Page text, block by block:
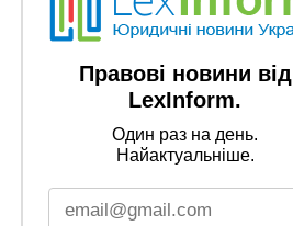
Правові новини від
LexInform.
Один раз на день.
Найактуальніше.